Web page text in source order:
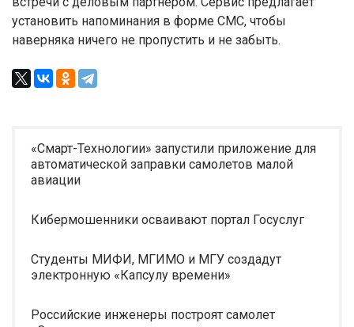
установить напоминания в форме СМС, чтобы
наверняка ничего не пропустить и не забыть.
«Смарт-Технологии» запустили приложение для
автоматической заправки самолетов малой
авиации
Кибермошенники осваивают портал Госуслуг
Студенты МИФИ, МГИМО и МГУ создадут
электронную «Капсулу времени»
Российские инженеры построят самолет